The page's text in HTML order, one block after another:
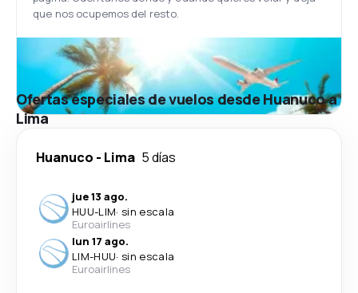
que nos ocupemos del resto.
Ofertas especiales de vuelos desde Huanuco a
Lima
Huanuco - Lima 5 días
jue 13 ago.
HUU-LIM· sin escala
Euroairlines
lun 17 ago.
LIM-HUU· sin escala
Euroairlines